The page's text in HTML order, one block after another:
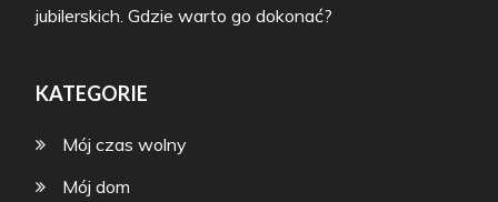
jubilerskich. Gdzie warto go dokonać?
KATEGORIE
Mój czas wolny
Mój dom